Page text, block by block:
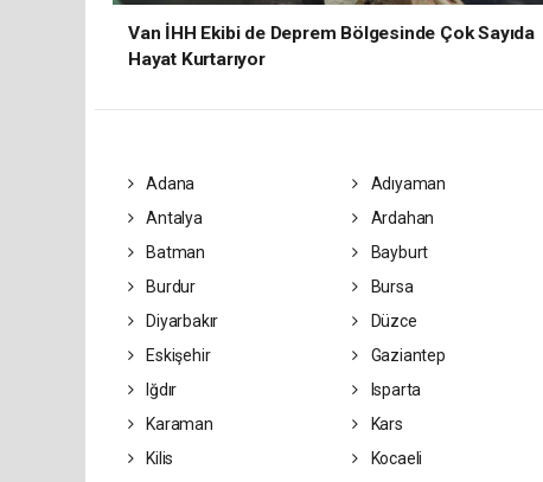
Van İHH Ekibi de Deprem Bölgesinde Çok Sayıda
Hayat Kurtarıyor
Adana Adıyaman
Antalya
Ardahan
Batman
Bayburt
Burdur
Bursa
Diyarbakır
Düzce
Eskişehir
Gaziantep
Iğdır
Isparta
Karaman
Kars
Kilis
Kocaeli